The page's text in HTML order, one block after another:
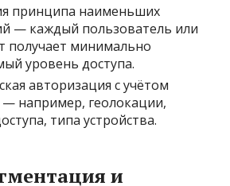
принципа наименьших
— каждый пользователь или
получает минимально
уровень доступа.
авторизация с учётом
— например, геолокации,
типа устройства.
и